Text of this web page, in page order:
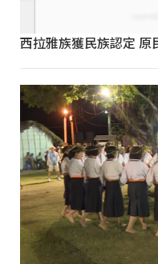
西拉雅族獲民族認定 原